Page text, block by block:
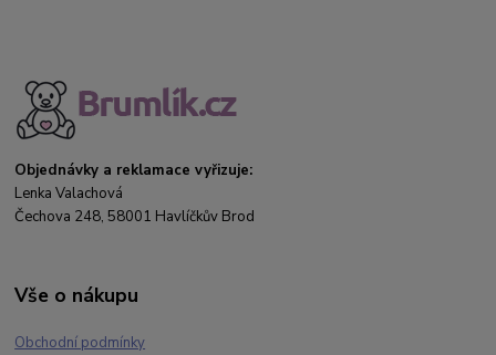
Objednávky a reklamace vyřizuje:
Lenka Valachová
Čechova 248, 58001 Havlíčkův Brod
Vše o nákupu
Obchodní podmínky